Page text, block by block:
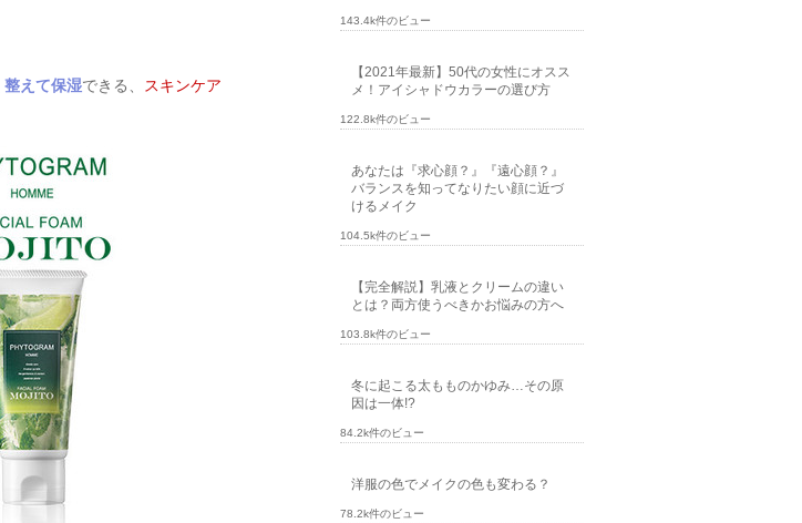
整えて保湿できる、
スキンケア
143.4k件のビュー
【2021年最新】50代の女性にオスス
メ！アイシャドウカラーの選び方
122.8k件のビュー
あなたは『求心顔？』『遠心顔？』
バランスを知ってなりたい顔に近づ
けるメイク
104.5k件のビュー
【完全解説】乳液とクリームの違い
とは？両方使うべきかお悩みの方へ
103.8k件のビュー
冬に起こる太もものかゆみ…その原
因は一体!?
84.2k件のビュー
洋服の色でメイクの色も変わる？
78.2k件のビュー